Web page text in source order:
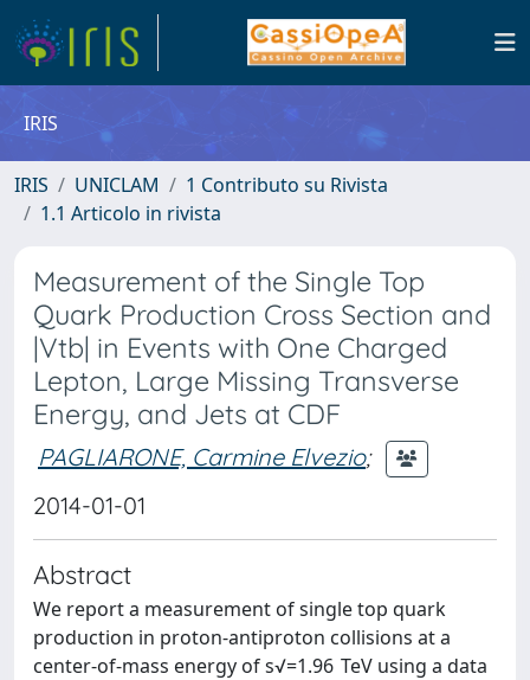
IRIS
IRIS UNICLAM
1 Contributo su Rivista
1.1 Articolo in rivista
Measurement of the Single Top
Quark Production Cross Section and
|Vtb| in Events with One Charged
Lepton, Large Missing Transverse
Energy, and Jets at CDF
PAGLIARONE, Carmine Elvezio;
2014-01-01
Abstract
We report a measurement of single top quark
production in proton-antiproton collisions at a
center-of-mass energy of s√=1.96 TeV using a data